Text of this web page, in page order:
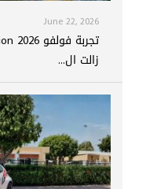
June 22, 2026
زالت ال...